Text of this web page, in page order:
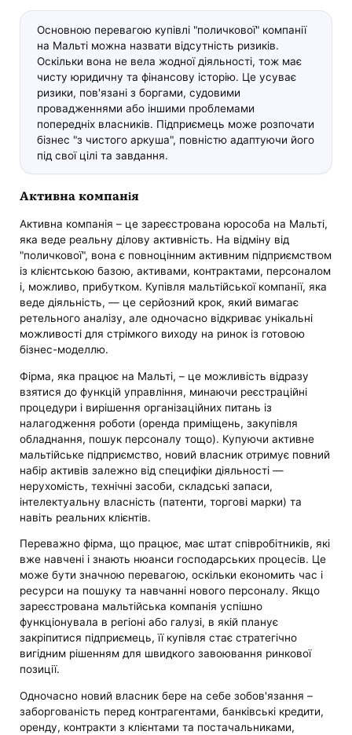
Основною перевагою купівлі "поличкової" компанії
на Мальті можна назвати відсутність ризиків.
Оскільки вона не вела жодної діяльності, тож має
чисту юридичну та фінансову історію. Це усуває
ризики, пов'язані з боргами, судовими
провадженнями або іншими проблемами
попередніх власників. Підприємець може розпочати
бізнес "з чистого аркуша", повністю адаптуючи його
під свої цілі та завдання.
Активна компанія
Активна компанія – це зареєстрована юрособа на Мальті,
яка веде реальну ділову активність. На відміну від
"поличкової", вона є повноцінним активним підприємством
із клієнтською базою, активами, контрактами, персоналом
і, можливо, прибутком. Купівля мальтійської компанії, яка
веде діяльність, — це серйозний крок, який вимагає
ретельного аналізу, але одночасно відкриває унікальні
можливості для стрімкого виходу на ринок із готовою
бізнес-моделлю.
Фірма, яка працює на Мальті, – це можливість відразу
взятися до функцій управління, минаючи реєстраційні
процедури і вирішення організаційних питань із
налагодження роботи (оренда приміщень, закупівля
обладнання, пошук персоналу тощо). Купуючи активне
мальтійське підприємство, новий власник отримує повний
набір активів залежно від специфіки діяльності —
нерухомість, технічні засоби, складські запаси,
інтелектуальну власність (патенти, торгові марки) та
навіть реальних клієнтів.
Переважно фірма, що працює, має штат співробітників, які
вже навчені і знають нюанси господарських процесів. Це
може бути значною перевагою, оскільки економить час і
ресурси на пошуку та навчанні нового персоналу. Якщо
зареєстрована мальтійська компанія успішно
функціонувала в регіоні або галузі, в якій планує
закріпитися підприємець, її купівля стає стратегічно
вигідним рішенням для швидкого завоювання ринкової
позиції.
Одночасно новий власник бере на себе зобов'язання –
заборгованість перед контрагентами, банківські кредити,
оренду, контракти з клієнтами та постачальниками,